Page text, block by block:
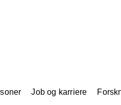
Job og karriere